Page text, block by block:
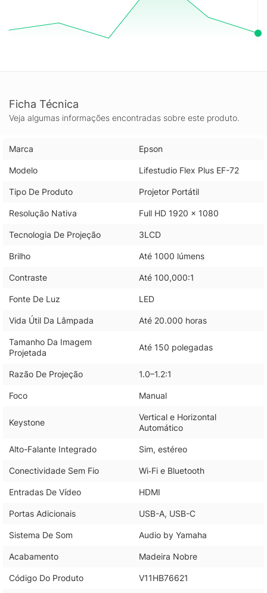
Ficha Técnica
Veja algumas informações encontradas sobre este produto.
Marca Epson
Modelo Lifestudio Flex Plus EF-72
Tipo De Produto Projetor Portátil
Resolução Nativa Full HD 1920 x 1080
Tecnologia De Projeção 3LCD
Brilho Até 1000 lúmens
Contraste Até 100,000:1
Fonte De Luz LED
Vida Útil Da Lâmpada Até 20.000 horas
Tamanho Da Imagem
Projetada
Até 150 polegadas
Razão De Projeção 1.0–1.2:1
Foco Manual
Keystone
Vertical e Horizontal
Automático
Alto-Falante Integrado Sim, estéreo
Conectividade Sem Fio Wi‑Fi e Bluetooth
Entradas De Vídeo HDMI
Portas Adicionais USB-A, USB-C
Sistema De Som Audio by Yamaha
Acabamento Madeira Nobre
Código Do Produto V11HB76621